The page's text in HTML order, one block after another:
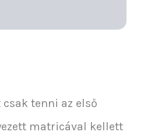
tenni az első
matricával kellett